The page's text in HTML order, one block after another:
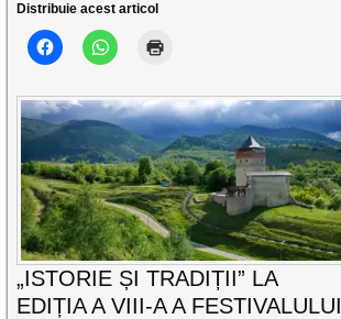
Distribuie acest articol
„ISTORIE ȘI TRADIȚII” LA
EDIȚIA A VIII-A A FESTIVALULUI